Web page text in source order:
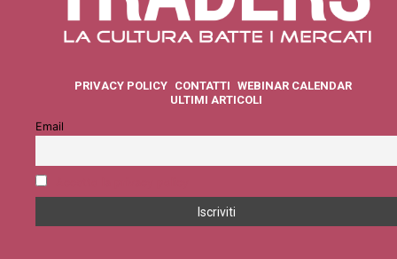
PRIVACY POLICY CONTATTI WEBINAR CALENDAR
ULTIMI ARTICOLI
Email